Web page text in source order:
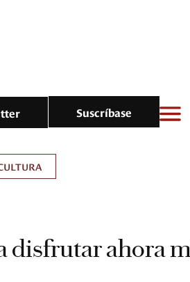
Suscríbase
disfrutar ahora